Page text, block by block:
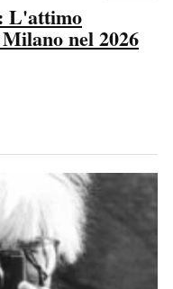
L'attimo
nel 2026